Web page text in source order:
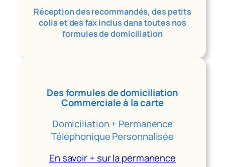
Réception des recommandés, des petits
colis et des fax inclus dans toutes nos
formules de domiciliation
Des formules de domiciliation
Commerciale à la carte
Domiciliation + Permanence
Téléphonique Personnalisée
En savoir + sur la permanence